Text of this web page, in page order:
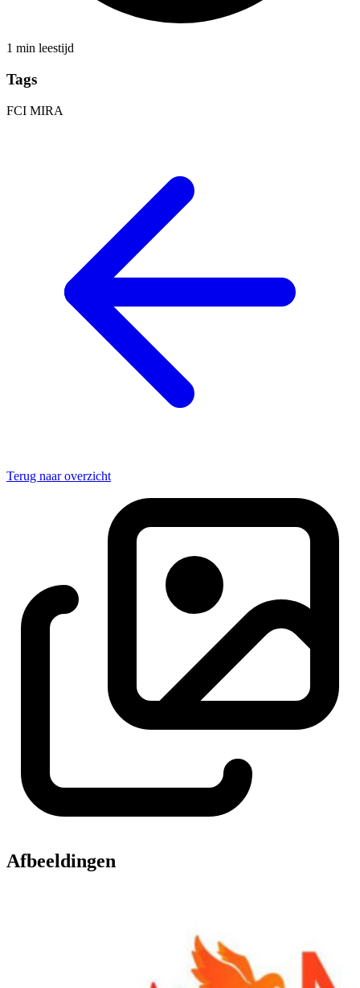
1 min leestijd
Tags
FCI MIRA
Terug naar overzicht
Afbeeldingen